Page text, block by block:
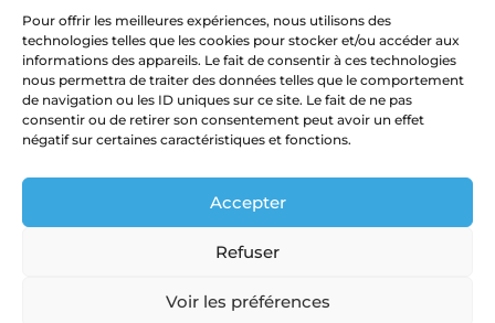
Pour offrir les meilleures expériences, nous utilisons des
technologies telles que les cookies pour stocker et/ou accéder aux
informations des appareils. Le fait de consentir à ces technologies
nous permettra de traiter des données telles que le comportement
de navigation ou les ID uniques sur ce site. Le fait de ne pas
consentir ou de retirer son consentement peut avoir un effet
négatif sur certaines caractéristiques et fonctions.
Accepter
Refuser
Voir les préférences
Mentions légales
Politique de confidentialité
Suivez-nous